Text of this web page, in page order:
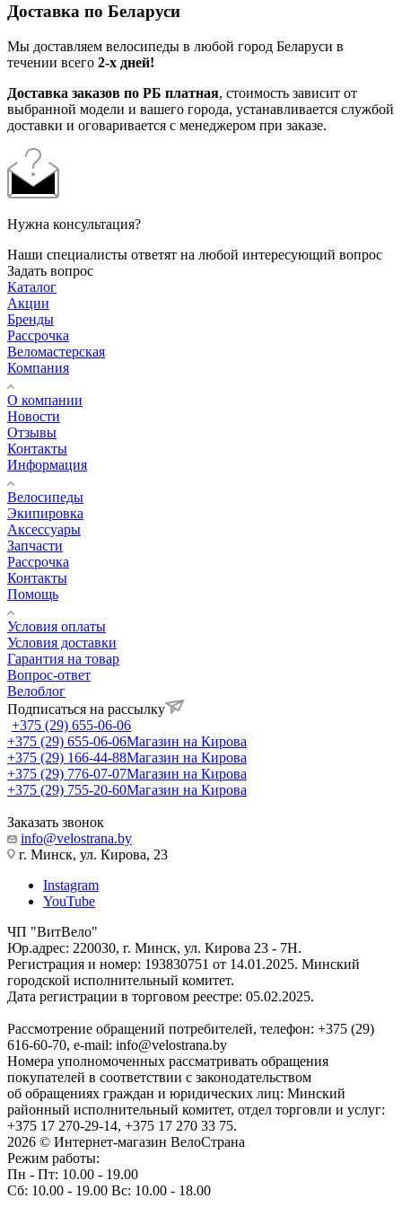
Доставка по Беларуси
Мы доставляем велосипеды в любой город Беларуси в
течении всего 2-х дней!
Доставка заказов по РБ платная, стоимость зависит от
выбранной модели и вашего города, устанавливается службой
доставки и оговаривается с менеджером при заказе.
Нужна консультация?
Наши специалисты ответят на любой интересующий вопрос
Задать вопрос
Каталог
Акции
Бренды
Рассрочка
Веломастерская
Компания
О компании
Новости
Отзывы
Контакты
Информация
Велосипеды
Экипировка
Аксессуары
Запчасти
Рассрочка
Контакты
Помощь
Условия оплаты
Условия доставки
Гарантия на товар
Вопрос-ответ
Велоблог
Подписаться на рассылку
+375 (29) 655-06-06
+375 (29) 655-06-06Магазин на Кирова
+375 (29) 166-44-88Магазин на Кирова
+375 (29) 776-07-07Магазин на Кирова
+375 (29) 755-20-60Магазин на Кирова
Заказать звонок
info@velostrana.by
г. Минск, ул. Кирова, 23
Instagram
YouTube
ЧП "ВитВело"
Юр.адрес: 220030, г. Минск, ул. Кирова 23 - 7Н.
Регистрация и номер: 193830751 от 14.01.2025. Минский
городской исполнительный комитет.
Дата регистрации в торговом реестре: 05.02.2025.
Рассмотрение обращений потребителей, телефон: +375 (29)
616-60-70, e-mail: info@velostrana.by
Номера уполномоченных рассматривать обращения
покупателей в соответствии с законодательством
об обращениях граждан и юридических лиц: Минский
районный исполнительный комитет, отдел торговли и услуг:
+375 17 270-29-14, +375 17 270 33 75.
2026 © Интернет-магазин ВелоСтрана
Режим работы:
Пн - Пт: 10.00 - 19.00
Сб: 10.00 - 19.00 Вс: 10.00 - 18.00